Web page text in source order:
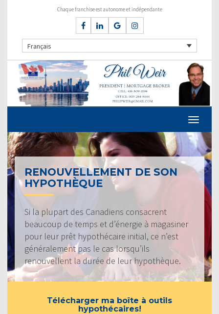
Chaque franchise est autonome et indépendante
Français
RENOUVELLEMENT DE SON
HYPOTHÈQUE
Si la plupart des Canadiens consacrent
beaucoup de temps et d’énergie à magasiner
pour leur prêt hypothécaire initial, ce n’est
généralement pas le cas lorsqu’ils
renouvellent la durée de leur hypothèque.
Télécharger ma boîte à outils
hypothécaires!